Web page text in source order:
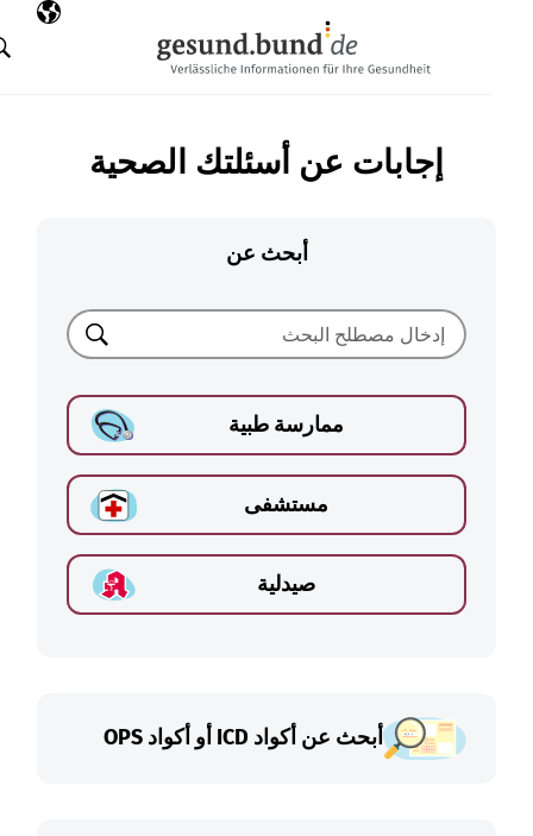
اللغة
البحث
إجابات عن أسئلتك الصحية
أبحث عن
ممارسة طبية
مستشفى
صيدلية
أبحث عن أكواد ICD أو أكواد OPS